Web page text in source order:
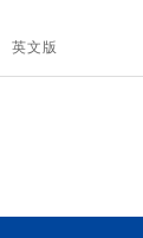
英文版